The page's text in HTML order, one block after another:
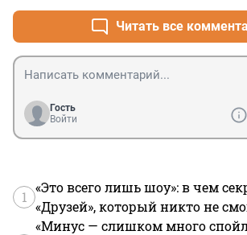
Читать все
Гость
Войти
1
«Это всего лишь шоу»: в чем
«Друзей», который никто не
«Минус — слишком много